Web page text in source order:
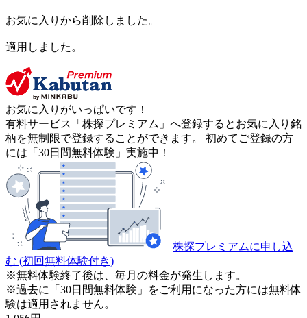
お気に入りから削除しました。
適用しました。
お気に入りがいっぱいです！
有料サービス「株探プレミアム」へ登録するとお気に入り銘
柄を無制限で登録することができます。 初めてご登録の方
には「30日間無料体験」実施中！
株探プレミアムに申し込
む (初回無料体験付き)
※無料体験終了後は、毎月の料金が発生します。
※過去に「30日間無料体験」をご利用になった方には無料体
験は適用されません。